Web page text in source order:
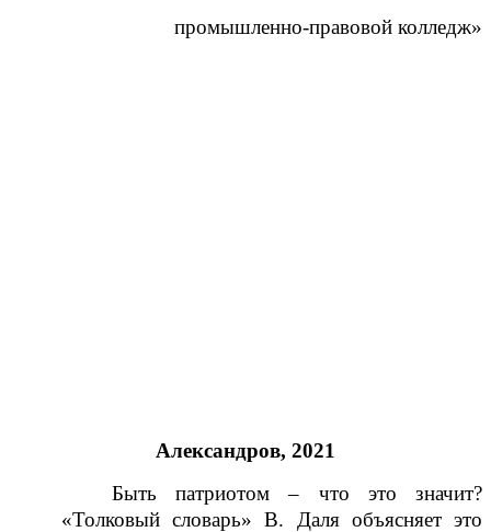
промышленно-правовой колледж»
Александров, 2021
Быть патриотом – что это значит?
«Толковый словарь» В. Даля объясняет это